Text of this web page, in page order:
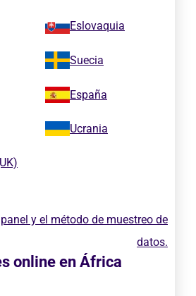
Eslovaquia
Suecia
España
Ucrania
y el método de muestreo de
datos.
online en África